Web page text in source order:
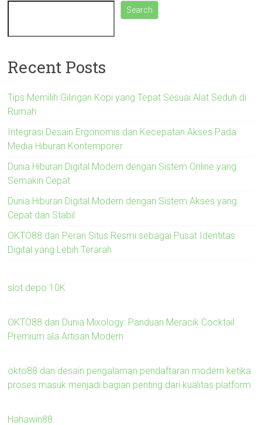
Search
Recent Posts
Tips Memilih Gilingan Kopi yang Tepat Sesuai Alat Seduh di
Rumah
Integrasi Desain Ergonomis dan Kecepatan Akses Pada
Media Hiburan Kontemporer
Dunia Hiburan Digital Modern dengan Sistem Online yang
Semakin Cepat
Dunia Hiburan Digital Modern dengan Sistem Akses yang
Cepat dan Stabil
OKTO88 dan Peran Situs Resmi sebagai Pusat Identitas
Digital yang Lebih Terarah
slot depo 10K
OKTO88 dan Dunia Mixology: Panduan Meracik Cocktail
Premium ala Artisan Modern
okto88 dan desain pengalaman pendaftaran modern ketika
proses masuk menjadi bagian penting dari kualitas platform
Hahawin88